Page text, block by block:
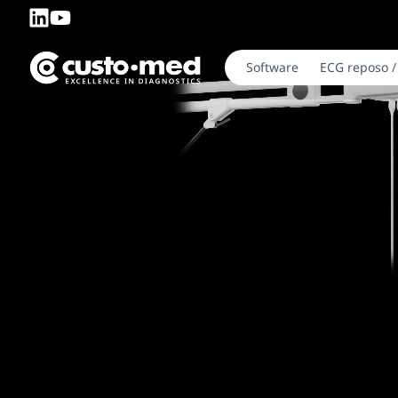
Software ECG reposo